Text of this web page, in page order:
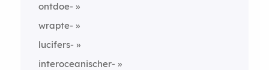
ontdoe-
wrapte-
lucifers-
interoceanischer-